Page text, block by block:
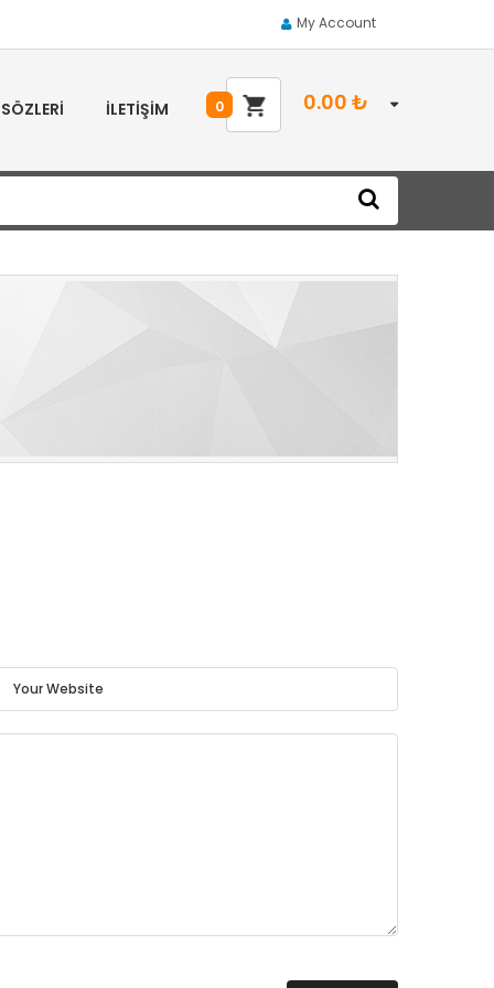
My Account
İLETIŞIM 0.00 ₺
0